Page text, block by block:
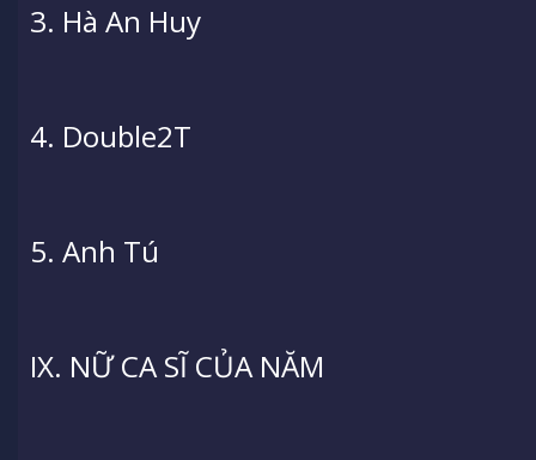
3. Hà An Huy
4. Double2T
5. Anh Tú
IX. NỮ CA SĨ CỦA NĂM